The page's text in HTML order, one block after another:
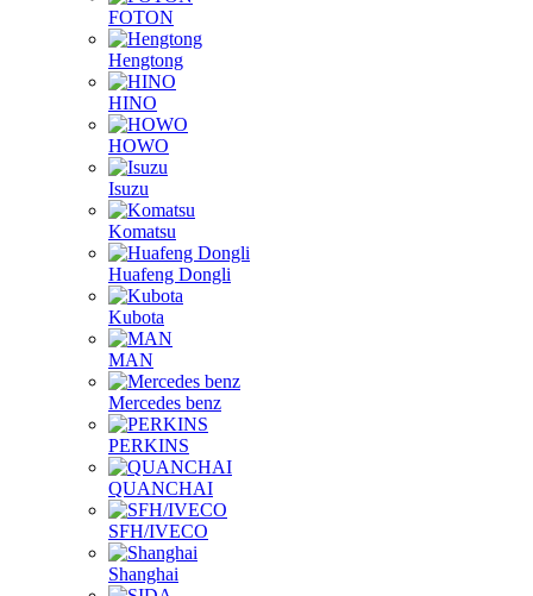
Dongfeng Cummins
DIESEL
FAW
FOTON
Hengtong
HINO
HOWO
Isuzu
Komatsu
Huafeng Dongli
Kubota
MAN
Mercedes benz
PERKINS